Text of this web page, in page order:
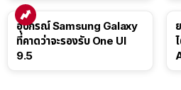
อุปกรณ์ Samsung Galaxy
ที่คาดว่าจะรองรับ One UI
9.5